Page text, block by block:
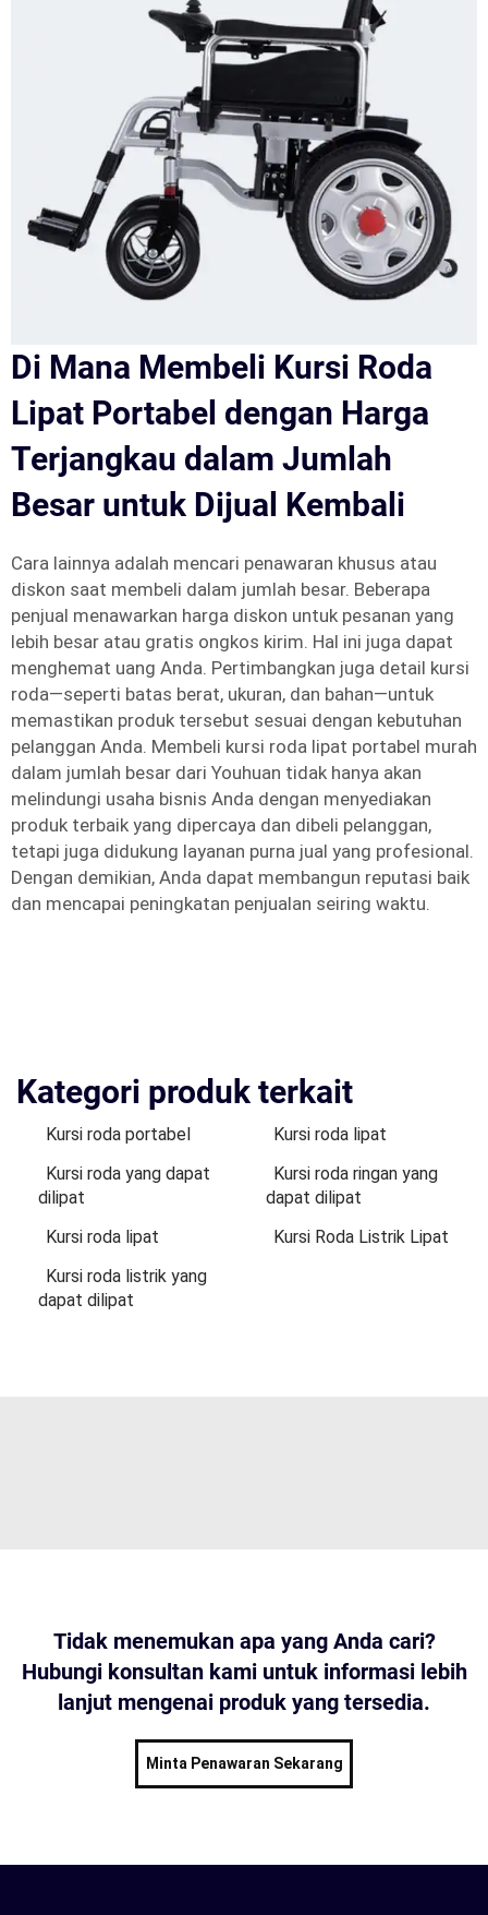
Di Mana Membeli Kursi Roda
Lipat Portabel dengan Harga
Terjangkau dalam Jumlah
Besar untuk Dijual Kembali
Cara lainnya adalah mencari penawaran khusus atau
diskon saat membeli dalam jumlah besar. Beberapa
penjual menawarkan harga diskon untuk pesanan yang
lebih besar atau gratis ongkos kirim. Hal ini juga dapat
menghemat uang Anda. Pertimbangkan juga detail kursi
roda—seperti batas berat, ukuran, dan bahan—untuk
memastikan produk tersebut sesuai dengan kebutuhan
pelanggan Anda. Membeli kursi roda lipat portabel murah
dalam jumlah besar dari Youhuan tidak hanya akan
melindungi usaha bisnis Anda dengan menyediakan
produk terbaik yang dipercaya dan dibeli pelanggan,
tetapi juga didukung layanan purna jual yang profesional.
Dengan demikian, Anda dapat membangun reputasi baik
dan mencapai peningkatan penjualan seiring waktu.
Kategori produk terkait
Kursi roda portabel
Kursi roda lipat
Kursi roda yang dapat
dilipat
Kursi roda ringan yang
dapat dilipat
Kursi roda lipat
Kursi Roda Listrik Lipat
Kursi roda listrik yang
dapat dilipat
Tidak menemukan apa yang Anda cari?
Hubungi konsultan kami untuk informasi lebih
lanjut mengenai produk yang tersedia.
Minta Penawaran Sekarang